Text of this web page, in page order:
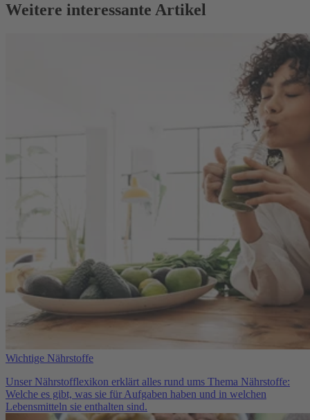
Weitere interessante Artikel
Wichtige Nährstoffe
Unser Nährstofflexikon erklärt alles rund ums Thema Nährstoffe:
Welche es gibt, was sie für Aufgaben haben und in welchen
Lebensmitteln sie enthalten sind.